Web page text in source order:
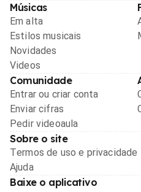
Músicas
Em alta
Estilos musicais
Novidades
Videos
Comunidade
Entrar ou criar conta
Enviar cifras
Pedir videoaula
Sobre o site
Termos de uso e privacidade
Ajuda
Baixe o aplicativo